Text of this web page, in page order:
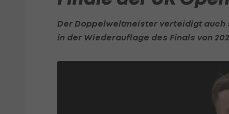
Der Doppelweltmeister verteidigt auch
in der Wiederauflage des Finals von